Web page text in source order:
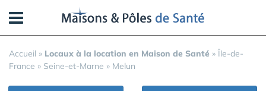
Accueil » Locaux à la location en Maison de Santé » Île-de-
France » Seine-et-Marne » Melun
Panneau de gestion des cookies